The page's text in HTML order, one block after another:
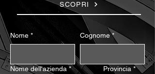
SCOPRI
Nome * Cognome *
Nome dell'azienda * Provincia *